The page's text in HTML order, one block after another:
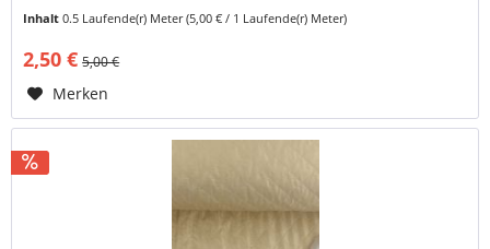
Inhalt0.5 Laufende(r) Meter(5,00 € / 1 Laufende(r) Meter)
2,50 € 5,00 €
Merken